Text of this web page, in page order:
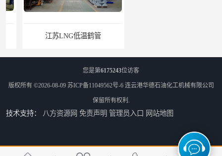
江苏LNG低温鹤管
您是第6175243位访客
版权所有 ©2026-08-09 苏ICP备11049562号-6 连云港华德石油化工机械有限公司
保留所有权利.
技术支持： 八方资源网 免责声明 管理员入口 网站地图